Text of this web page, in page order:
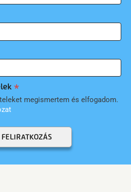
megismertem és elfogadom.
FELIRATKOZÁS